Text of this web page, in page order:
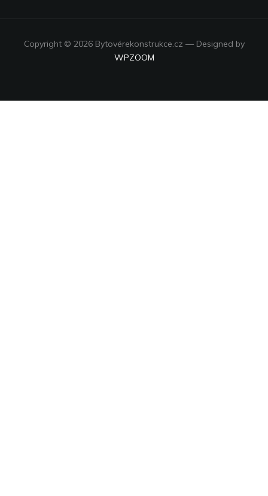
Copyright © 2026 Bytovérekonstrukce.cz — Designed by
WPZOOM